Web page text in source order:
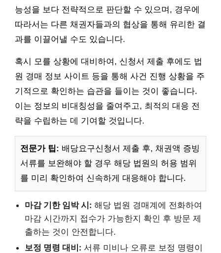
능성을 보다 전략적으로 판단할 수 있으며, 경우에
따라서는 다른 채권자들과의 협상을 통해 유리한 결
과를 이끌어낼 수도 있습니다.
혹시 모를 상황에 대비하여, 신청서 제출 후에도 법
원 경매 정보 사이트 등을 통해 사건 진행 상황을 주
기적으로 확인하는 습관을 들이는 것이 좋습니다.
이는 정보의 비대칭성을 줄여주고, 최적의 대응 전
략을 수립하는 데 기여할 것입니다.
전문가 팁: 배당요구신청서 제출 후, 채권액 증빙
서류를 보완해야 할 경우 해당 법원의 허용 범위
를 미리 확인하여 신속하게 대응해야 합니다.
마감 기한 임박 시: 해당 법원 경매계에 전화하여
마감 시간까지 접수가 가능한지 확인 후 방문 제
출하는 것이 안전합니다.
보정 명령 대비: 서류 미비나 오류로 보정 명령이